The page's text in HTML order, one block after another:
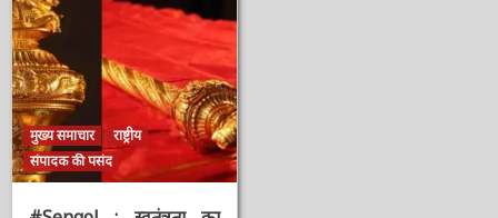
मुख्य समाचार
राष्ट्रीय
संपादक की पसंद